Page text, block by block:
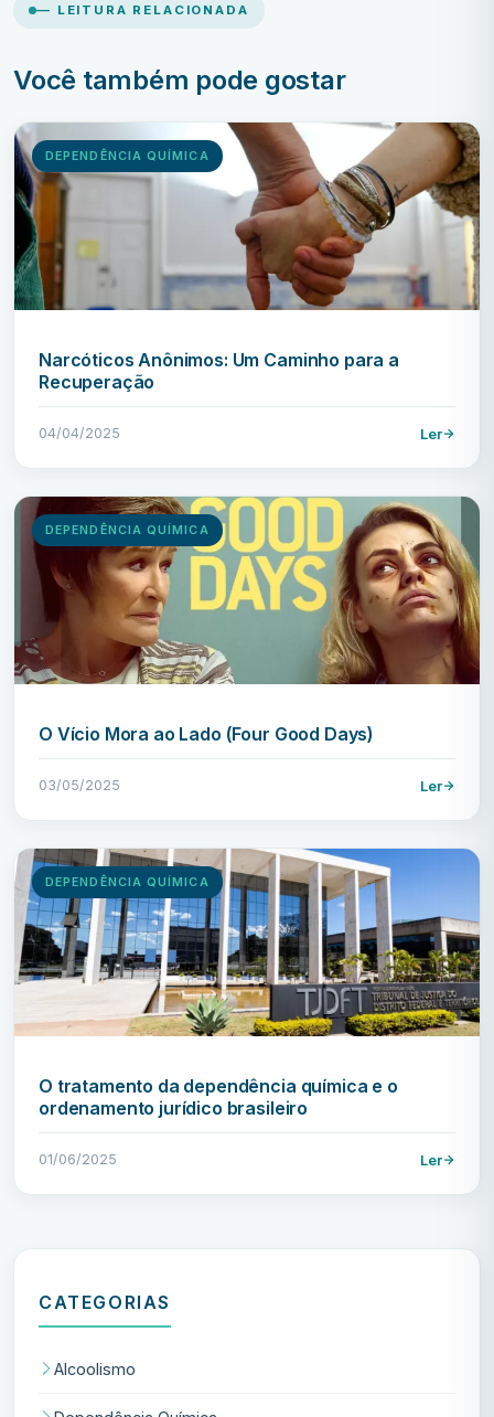
— LEITURA RELACIONADA
Você também pode gostar
DEPENDÊNCIA QUÍMICA
Narcóticos Anônimos: Um Caminho para a
Recuperação
04/04/2025 Ler
DEPENDÊNCIA QUÍMICA
O Vício Mora ao Lado (Four Good Days)
03/05/2025 Ler
DEPENDÊNCIA QUÍMICA
O tratamento da dependência química e o
ordenamento jurídico brasileiro
01/06/2025 Ler
CATEGORIAS
Alcoolismo